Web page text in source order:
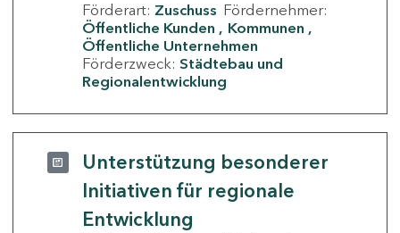
Förderart: Zuschuss Fördernehmer:
Öffentliche Kunden
Kommunen
Öffentliche Unternehmen
Förderzweck: Städtebau und
Regionalentwicklung
Unterstützung besonderer
Initiativen für regionale
Entwicklung